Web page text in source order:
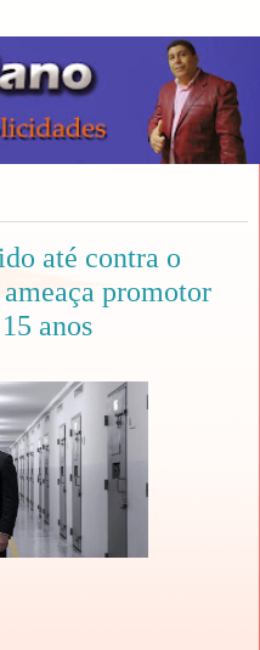
até contra o
promotor
anos